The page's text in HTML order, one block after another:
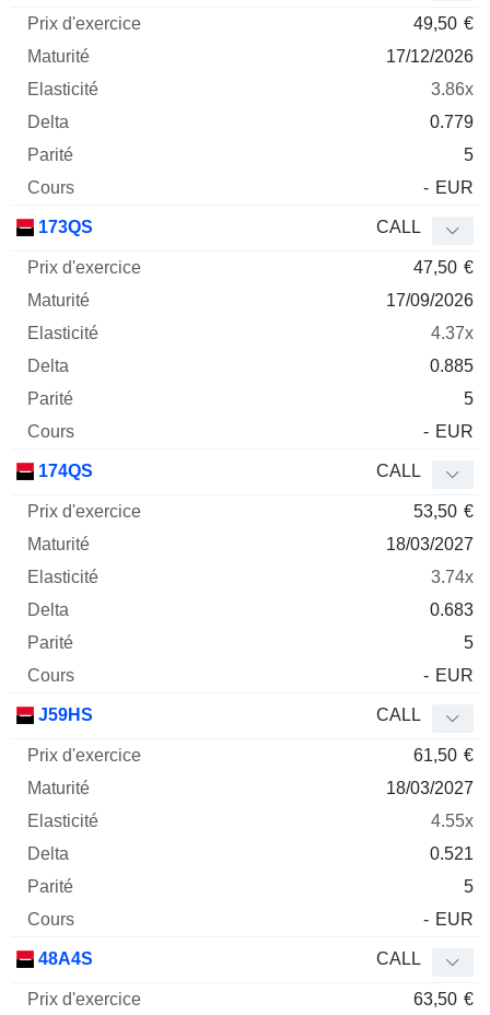
49,50 €
17/12/2026
3.86x
0.779
5
- EUR
173QS CALL
47,50 €
17/09/2026
4.37x
0.885
5
- EUR
174QS CALL
53,50 €
18/03/2027
3.74x
0.683
5
- EUR
J59HS CALL
61,50 €
18/03/2027
4.55x
0.521
5
- EUR
48A4S CALL
63,50 €